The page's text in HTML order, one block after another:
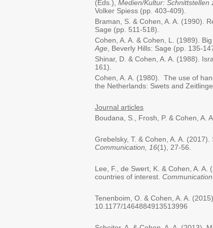
(Eds.), Medien/Kultur: Schnittstellen
Volker Spiess (pp. 403-409).
Braman, S. & Cohen, A. A. (1990).
Sage (pp. 511-518).
Cohen, A. A. & Cohen, L. (1989).
Age , Beverly Hills: Sage (pp. 135-
Shinar, D. & Cohen, A. A. (1988).
161).
Cohen, A. A. (1980). The use of
the Netherlands: Swets and
Journal articles
Boudana, S., Frosh, P. & Cohen, A.
Grebelsky, T. & Cohen, A. A.
Communication,
16(1), 27-56.
Lee, F., de Swert, K. & Cohen, A.
countries of interest.
Tenenboim, O. & Cohen, A. A.
10.1177/1464884913513996